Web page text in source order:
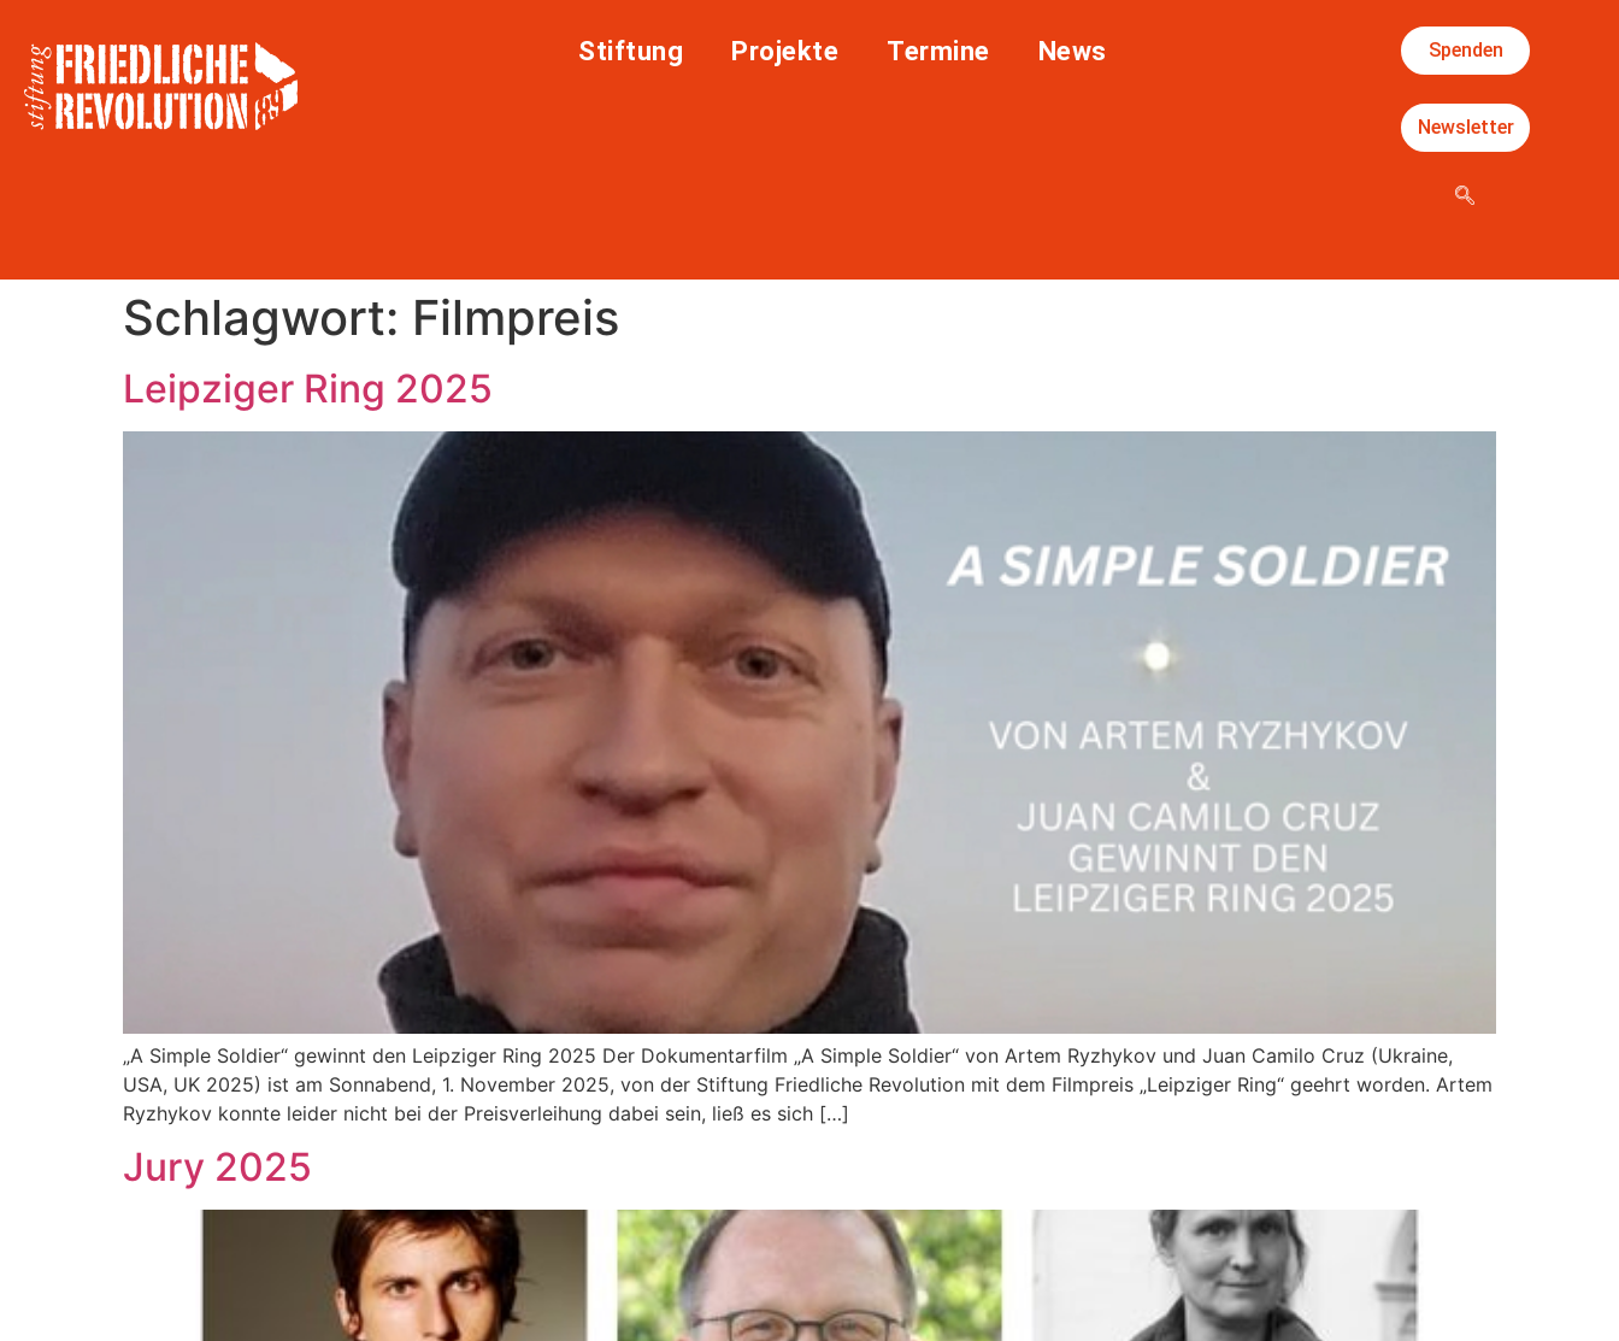
Stiftung Projekte Termine News Spenden
Newsletter
Schlagwort: Filmpreis
Leipziger Ring 2025
„A Simple Soldier“ gewinnt den Leipziger Ring 2025 Der Dokumentarfilm „A Simple Soldier“ von Artem Ryzhykov und Juan Camilo Cruz (Ukraine,
USA, UK 2025) ist am Sonnabend, 1. November 2025, von der Stiftung Friedliche Revolution mit dem Filmpreis „Leipziger Ring“ geehrt worden. Artem
Ryzhykov konnte leider nicht bei der Preisverleihung dabei sein, ließ es sich […]
Jury 2025